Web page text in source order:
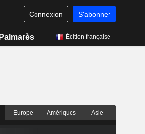
Connexion S'abonner
Palmarès Édition française
Europe Amériques Asie